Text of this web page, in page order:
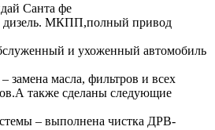
Санта фе
дизель. МКПП,полный привод
и ухоженный автомобиль
замена масла, фильтров и всех
также сделаны следующие
– выполнена чистка ДРВ-